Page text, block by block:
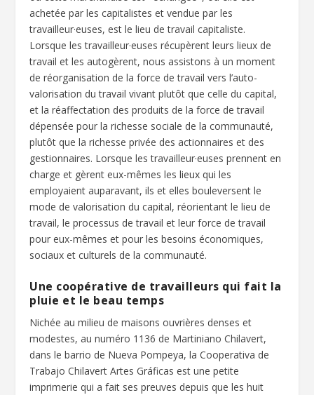
achetée par les capitalistes et vendue par les
travailleur·euses, est le lieu de travail capitaliste.
Lorsque les travailleur·euses récupèrent leurs lieux de
travail et les autogèrent, nous assistons à un moment
de réorganisation de la force de travail vers l’auto-
valorisation du travail vivant plutôt que celle du capital,
et la réaffectation des produits de la force de travail
dépensée pour la richesse sociale de la communauté,
plutôt que la richesse privée des actionnaires et des
gestionnaires. Lorsque les travailleur·euses prennent en
charge et gèrent eux-mêmes les lieux qui les
employaient auparavant, ils et elles bouleversent le
mode de valorisation du capital, réorientant le lieu de
travail, le processus de travail et leur force de travail
pour eux-mêmes et pour les besoins économiques,
sociaux et culturels de la communauté.
Une coopérative de travailleurs qui fait la
pluie et le beau temps
Nichée au milieu de maisons ouvrières denses et
modestes, au numéro 1136 de Martiniano Chilavert,
dans le barrio de Nueva Pompeya, la Cooperativa de
Trabajo Chilavert Artes Gráficas est une petite
imprimerie qui a fait ses preuves depuis que les huit